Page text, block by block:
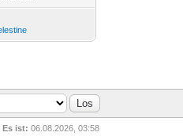
Es ist: 06.08.2026, 03:58